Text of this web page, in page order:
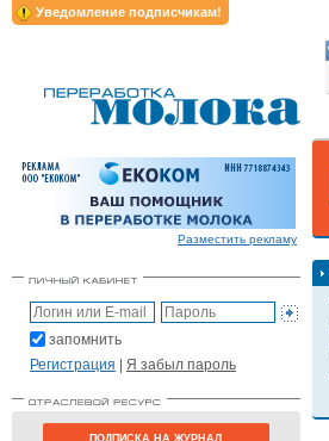
Уведомление подписчикам!
Разместить рекламу
запомнить
Регистрация | Я забыл пароль
ПОДПИСКА НА ЖУРНАЛ